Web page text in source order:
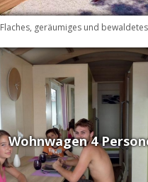
Flaches, geräumiges und
Wohnwagen 4